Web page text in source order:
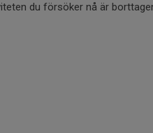
du försöker nå är